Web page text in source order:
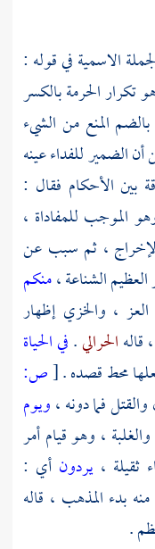
الاسمية في قوله :
تكرار الحرمة بالكسر
المنع من الشيء
الضمير للفداء عينه
بين الأحكام فقال :
الموجب للمفاداة ،
، ثم سبب عن
العظيم الشناعة ،منكم
، والخزي إظهار
الحرالي.في الحياة
محط قصده .[ص:
فما دونه ،ويوم
والغلبة ، وهو قيام أمر
ثقيلة ،يردون أي :
بدء المذهب ، قاله
.